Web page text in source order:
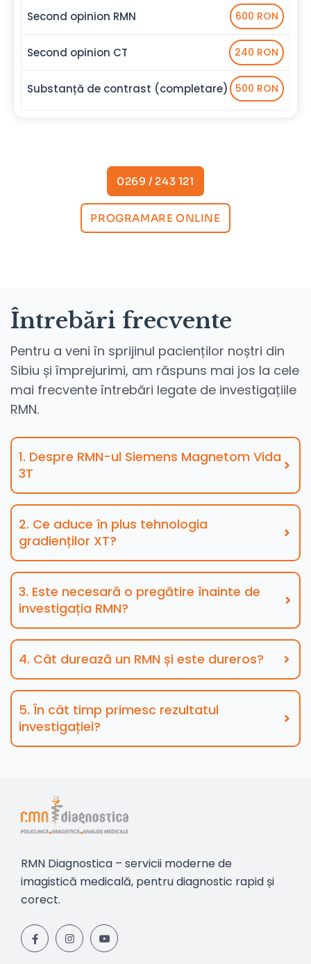
Second opinion RMN 600 RON
Second opinion CT 240 RON
Substanță de contrast (completare) 500 RON
0269 / 243 121
PROGRAMARE ONLINE
Întrebări frecvente
Pentru a veni în sprijinul pacienților noștri din
Sibiu și împrejurimi, am răspuns mai jos la cele
mai frecvente întrebări legate de investigațiile
RMN.
1. Despre RMN-ul Siemens Magnetom Vida
3T
2. Ce aduce în plus tehnologia
gradienților XT?
3. Este necesară o pregătire înainte de
investigația RMN?
4. Cât durează un RMN și este dureros?
5. În cât timp primesc rezultatul
investigației?
RMN Diagnostica – servicii moderne de
imagistică medicală, pentru diagnostic rapid și
corect.